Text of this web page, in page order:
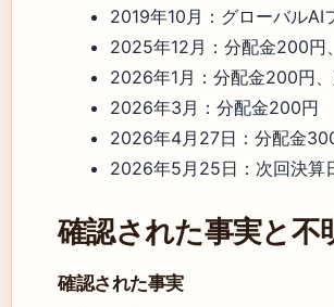
2019年10月 ：グローバル
2025年12月 ：分配金200
2026年1月 ：分配金200円
2026年3月 ：分配金200円
2026年4月27日 ：分配金
2026年5月25日 ：次回決算
確認された事実と不
確認された事実